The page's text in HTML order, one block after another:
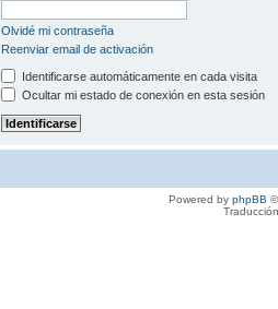
Olvidé mi contraseña
Reenviar email de activación
Identificarse automáticamente en cada visita
Ocultar mi estado de conexión en esta sesión
Powered by phpBB